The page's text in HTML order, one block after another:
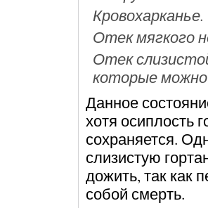
Кровохарканье.
Отек мягкого
Отек
которые можно
Данное
хотя осиплость
сохраняется.
слизистую
дожить, так как
собой смерть.